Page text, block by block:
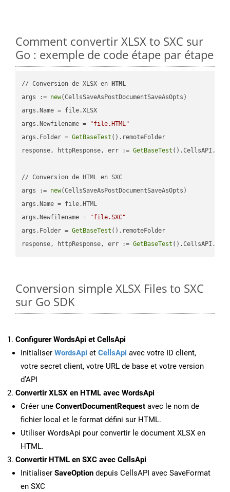
Comment convertir XLSX to SXC sur
Go : exemple de code étape par étape
// Conversion de XLSX en
HTML
args := new(CellsSaveAsPostDocumentSaveAsOpts)
args.Name = file.XLSX
args.Newfilename =
"file.HTML"
args.Folder = GetBaseTest ().remoteFolder
response, httpResponse, err := GetBaseTest ().CellsAPI.
// Conversion de HTML en SXC
args := new(CellsSaveAsPostDocumentSaveAsOpts)
args.Name = file.HTML
args.Newfilename =
"file.SXC"
args.Folder = GetBaseTest ().remoteFolder
response, httpResponse, err := GetBaseTest ().CellsAPI.
Conversion simple XLSX Files to SXC
sur Go SDK
Configurer WordsApi et CellsApi
Initialiser WordsApi et CellsApi avec votre ID client,
votre secret client, votre URL de base et votre version
d’API
Convertir XLSX en HTML avec WordsApi
Créer une ConvertDocumentRequest avec le nom de
fichier local et le format défini sur HTML.
Utiliser WordsApi pour convertir le document XLSX en
HTML.
Convertir HTML en SXC avec CellsApi
Initialiser SaveOption depuis CellsAPI avec SaveFormat
en SXC